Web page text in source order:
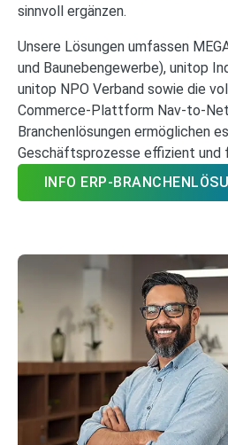
sinnvoll ergänzen.
Unsere Lösungen umfassen
und Baunebengewerbe), unitop
unitop NPO Verband sowie die
Commerce-Plattform Nav-to-
Branchenlösungen ermöglichen
Geschäftsprozesse effizient und
INFO ERP-